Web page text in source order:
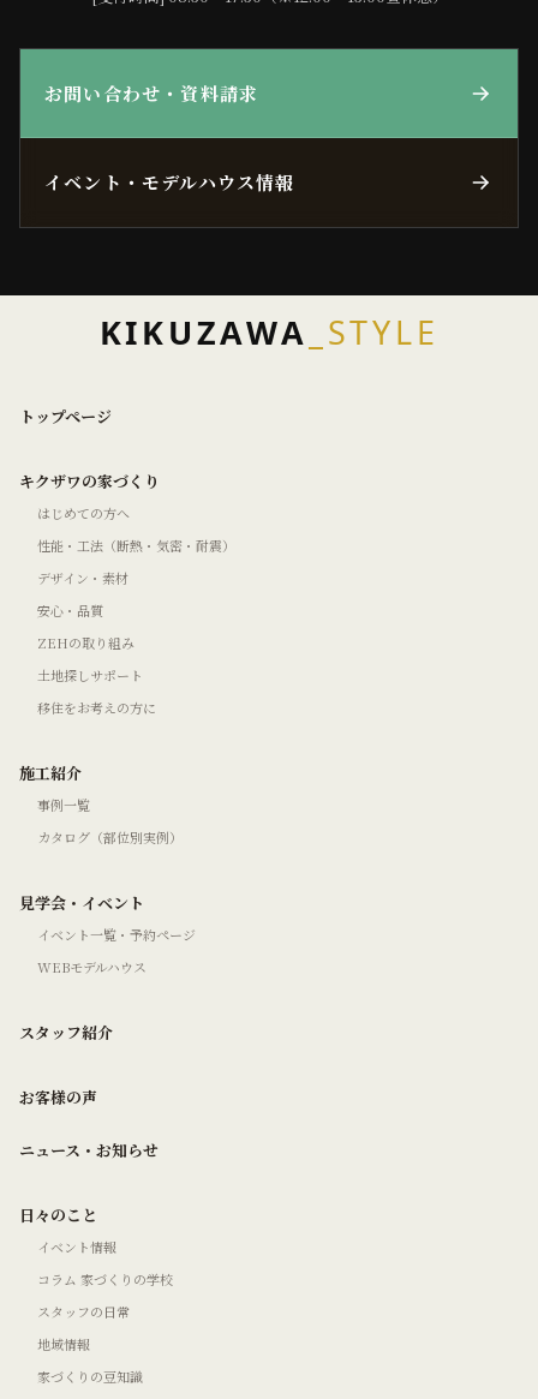
お問い合わせ・資料請求
イベント・モデルハウス情報
KIKUZAWA _STYLE
トップページ
キクザワの家づくり
はじめての方へ
性能・工法（断熱・気密・耐震）
デザイン・素材
安心・品質
ZEHの取り組み
土地探しサポート
移住をお考えの方に
施工紹介
事例一覧
カタログ（部位別実例）
見学会・イベント
イベント一覧・予約ページ
WEBモデルハウス
スタッフ紹介
お客様の声
ニュース・お知らせ
日々のこと
イベント情報
コラム 家づくりの学校
スタッフの日常
地域情報
家づくりの豆知識